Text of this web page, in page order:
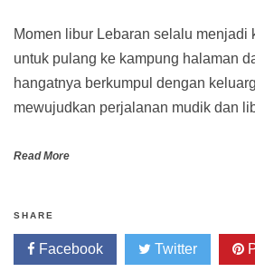
Momen libur Lebaran selalu menjadi
untuk pulang ke kampung halaman
hangatnya berkumpul dengan
mewujudkan perjalanan mudik dan
Read More
SHARE
Facebook Twitter